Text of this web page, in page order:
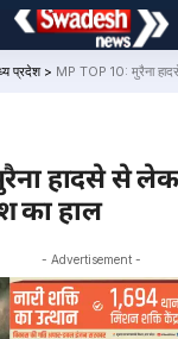
प्रदेश> MP TOP 10: मुरैना हादसे से लेकर
हादसे से लेकर
का हाल
- Advertisement -